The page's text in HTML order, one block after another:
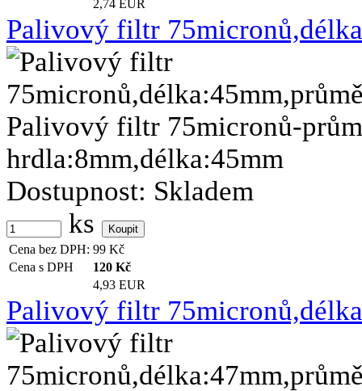
2,74 EUR
Palivový filtr
Palivový filtr 75micronů-
hrdla:8mm,délka:45mm
Dostupnost: Skladem
ks
Cena bez DPH: 99 Kč
Cena s DPH
120 Kč
4,93 EUR
Palivový filtr